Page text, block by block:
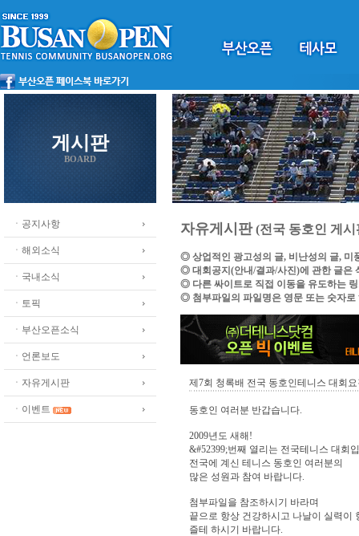
게시판
BOARD
ㆍ공지사항
ㆍ해외소식
ㆍ국내소식
ㆍ토픽
ㆍ부산오픈소식
ㆍ언론보도
ㆍ자유게시판
ㆍ이벤트
자유게시판(전국 동호인 게시
◎ 상업적인 광고성의 글, 비난성의 글, 미
◎ 대회공지(안내/결과/사진)에 관한 글은
◎ 다른 싸이트로 직접 이동을 유도하는
◎ 첨부파일의 파일명은 영문 또는 숫자로
제7회 청록배 전국 동호인테니스 대회요
동호인 여러분 반갑습니다.
2009년도 새해!
&#52399;번째 열리는 전국테니스 대회
전국에 계신 테니스 동호인 여러분의
많은 성원과 참여 바랍니다.
첨부파일을 참조하시기 바라며
끝으로 항상 건강하시고 나날이 실력이
즐테 하시기 바랍니다.